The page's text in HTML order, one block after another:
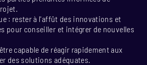
: rester à l'affût des innovations et
pour conseiller et intégrer de nouvelles
capable de réagir rapidement aux
des solutions adéquates.